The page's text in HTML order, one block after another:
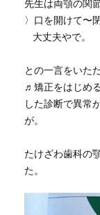
先生は両顎の関
〉口を開けて〜
大丈夫やで。
との一言をいた
♬矯正をはじめ
した診断で異常
が。
たけざわ歯科の
た。